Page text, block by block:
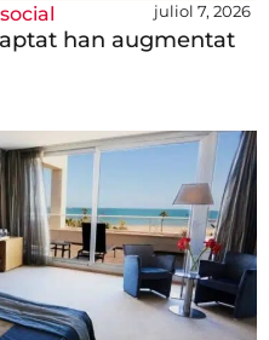
juliol 7, 2026
han augmentat